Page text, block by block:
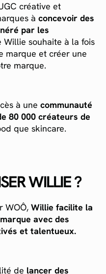
créative et
à concevoir des
par les
Willie souhaite à la fois
marque et créer une
marque.
à une communauté
80 000 créateurs de
que skincare.
WILLIE ?
WOÔ, Willie facilite la
avec des
et talentueux.
de lancer des